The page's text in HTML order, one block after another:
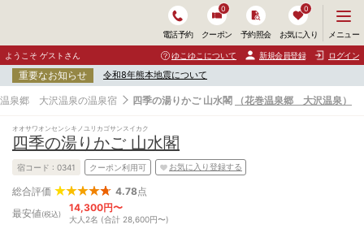
電話予約 クーポン
0
予約照会 お気に入り
0
ニ
ュ
ー
開
く
メニュー
ようこそ ゲストさん ゆこゆこについて 新規会員登録 ログイン
重要なお知らせ 令和8年熊本地震について
泉郷 大沢温泉の温泉宿 四季の湯りかご 山水閣 （花巻温泉郷 大沢温泉）
オオサワオンセンシキノユリカゴサンスイカク
四季の湯りかご 山水閣
宿コード : 0341 クーポン利用可 お気に入り登録する
総合評価 4.78点
最安値(税込)
14,300円〜
大人2名 (合計 28,600円〜)